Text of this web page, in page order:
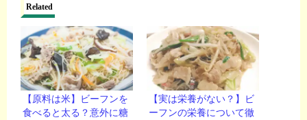
Related
【原料は米】ビーフンを
食べると太る？意外に糖
【実は栄養がない？】ビ
ーフンの栄養について徹